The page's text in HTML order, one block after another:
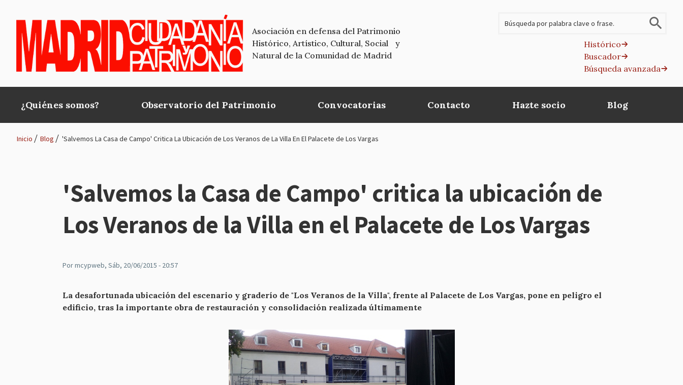
Asociación en defensa del Patrimonio
Histórico, Artístico, Cultural, Social y
Natural de la Comunidad de Madrid
Histórico
Buscador
Búsqueda avanzada
Main
navigation
¿Quiénes somos? Observatorio del Patrimonio Convocatorias Contacto Hazte socio Blog
Inicio Blog 'Salvemos La Casa de Campo' Critica La Ubicación de Los Veranos de La Villa En El Palacete de Los Vargas
'Salvemos la Casa de Campo' critica la ubicación de
Los Veranos de la Villa en el Palacete de Los Vargas
Pormcypweb, Sáb, 20/06/2015 - 20:57
La desafortunada ubicación del escenario y graderío de "Los Veranos de la Villa", frente al Palacete de Los Vargas, pone en peligro el
edificio, tras la importante obra de restauración y consolidación realizada últimamente